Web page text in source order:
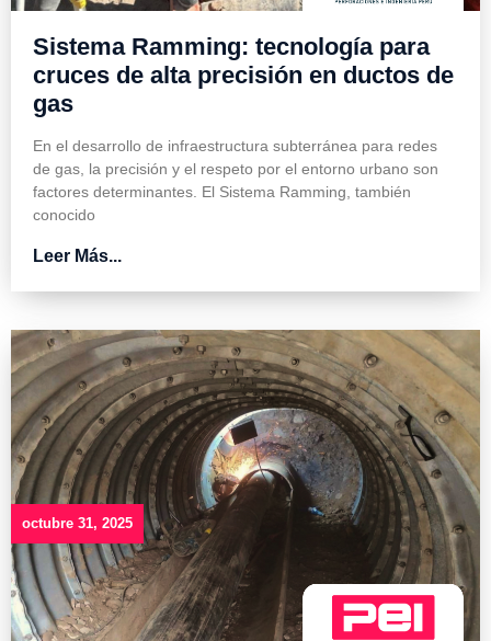
Sistema Ramming: tecnología para
cruces de alta precisión en ductos de
gas
En el desarrollo de infraestructura subterránea para redes
de gas, la precisión y el respeto por el entorno urbano son
factores determinantes. El Sistema Ramming, también
conocido
Leer Más...
octubre 31, 2025